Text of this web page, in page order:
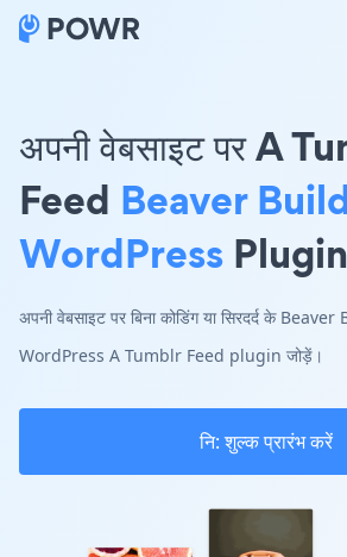
अपनी वेबसाइट पर A
Feed Beaver
WordPress
अपनी वेबसाइट पर बिना कोडिंग या सिरदर्द के
WordPress A Tumblr Feed plugin जोड़ें।
नि: शुल्क प्रारंभ करें